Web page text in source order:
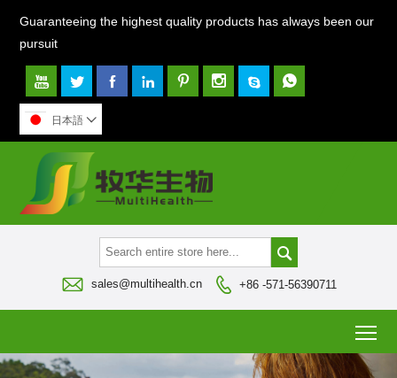
Guaranteeing the highest quality products has always been our
pursuit
       
日本語 

 sales@multihealth.cn  +86 -571-56390711